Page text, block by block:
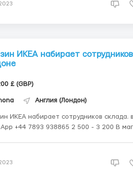
ИКЕА набирает
£ (GBP)
Англия (Лондон)
ИКЕА набирает сотрудников склада.
+44 7893 938865 2 500 - 3 200 В